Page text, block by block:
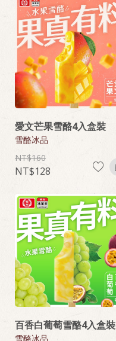
愛文芒果雪酪4入盒裝
雪酪冰品
160
128
百香白葡萄雪酪4入盒裝
雪酪冰品